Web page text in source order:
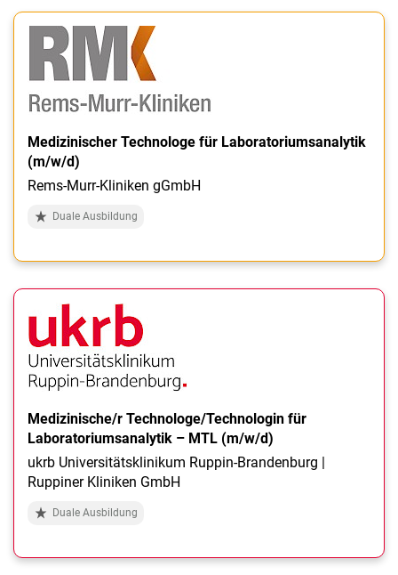
Medizinischer Technologe für Laboratoriumsanalytik
(m/w/d)
Rems-Murr-Kliniken gGmbH
Duale Ausbildung
Medizinische/r Technologe/Technologin für
Laboratoriumsanalytik – MTL (m/w/d)
ukrb Universitätsklinikum Ruppin-Brandenburg |
Ruppiner Kliniken GmbH
Duale Ausbildung